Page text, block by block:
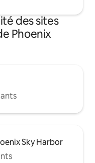
des sites
Phoenix
Sky Harbor